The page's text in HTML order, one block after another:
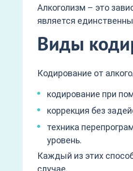
Алкоголизм – это
является
Виды
Кодирование от
кодирование при
коррекция без
техника
уровень.
Каждый из этих
случае.